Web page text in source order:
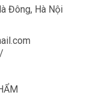
Đông, Hà Nội